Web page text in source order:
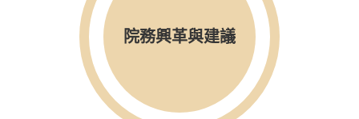
院務興革與建議